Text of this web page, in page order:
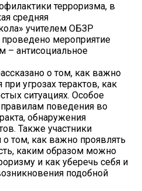
терроризма, в
средняя
учителем ОБЗР
мероприятие
– антисоциальное
о том, как важно
угрозах терактов, как
ситуациях. Особое
поведения во
обнаружения
Также участники
том, как важно проявлять
каким образом можно
и как уберечь себя и
подобной